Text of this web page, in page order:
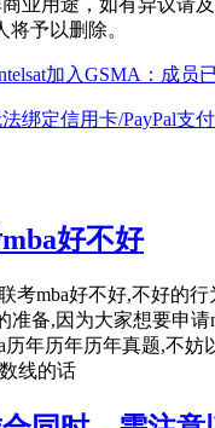
将予以删除。
加入GSMA：成员
绑定信用卡/PayPal支
好不好
考mba好不好,不好的
准备,因为大家想要申请
历年历年历年真题,不妨
线的话